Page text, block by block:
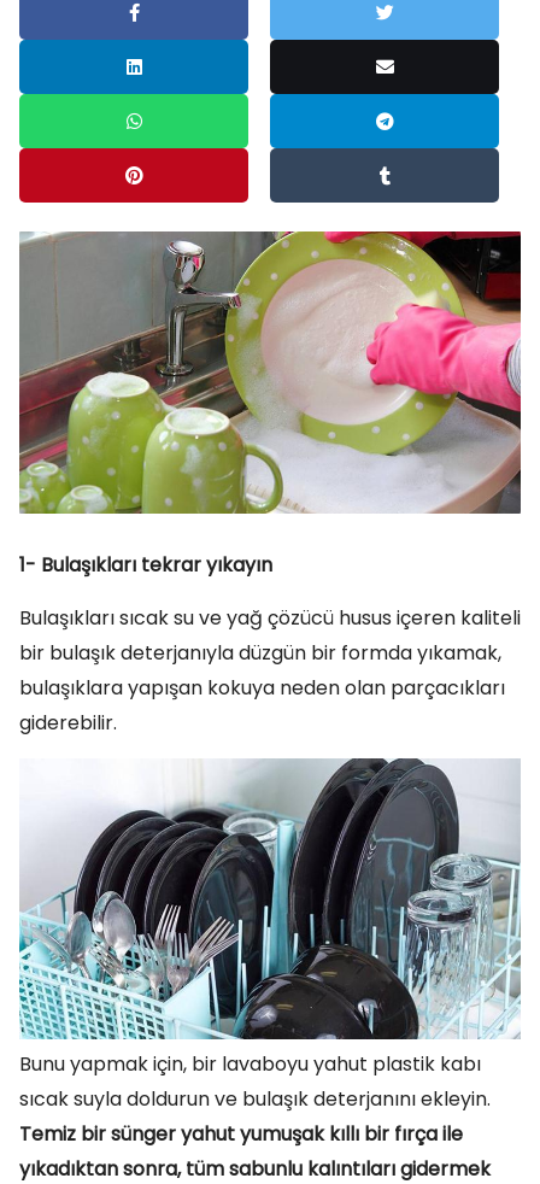
1- Bulaşıkları tekrar yıkayın
Bulaşıkları sıcak su ve yağ çözücü husus içeren kaliteli
bir bulaşık deterjanıyla düzgün bir formda yıkamak,
bulaşıklara yapışan kokuya neden olan parçacıkları
giderebilir.
Bunu yapmak için, bir lavaboyu yahut plastik kabı
sıcak suyla doldurun ve bulaşık deterjanını ekleyin.
Temiz bir sünger yahut yumuşak kıllı bir fırça ile
yıkadıktan sonra, tüm sabunlu kalıntıları gidermek